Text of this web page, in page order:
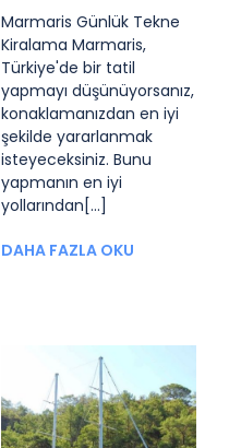
Marmaris Günlük Tekne
Kiralama Marmaris,
Türkiye'de bir tatil
yapmayı düşünüyorsanız,
konaklamanızdan en iyi
şekilde yararlanmak
isteyeceksiniz. Bunu
yapmanın en iyi
yollarından[...]
DAHA FAZLA OKU